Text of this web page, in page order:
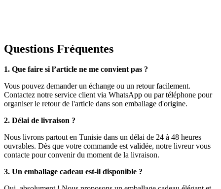
Questions Fréquentes
1. Que faire si l’article ne me convient pas ?
Vous pouvez demander un échange ou un retour facilement.
Contactez notre service client via WhatsApp ou par téléphone pour
organiser le retour de l'article dans son emballage d'origine.
2. Délai de livraison ?
Nous livrons partout en Tunisie dans un délai de 24 à 48 heures
ouvrables. Dès que votre commande est validée, notre livreur vous
contacte pour convenir du moment de la livraison.
3. Un emballage cadeau est-il disponible ?